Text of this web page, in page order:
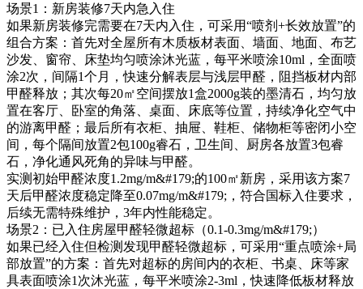
场景1：新房装修7天内急入住
如果新房装修完需要在7天内入住，可采用“喷剂+长效放置”的
组合方案：首先对全屋所有木质板材表面、墙面、地面、布艺
沙发、窗帘、床垫均匀喷涂沐光蓝，每平米喷涂10ml，全面喷
涂2次，间隔1个月，快速分解表层与浅层甲醛，阻挡板材内部
甲醛释放；其次每20㎡空间摆放1盒2000g装的墨清石，均匀放
置在客厅、卧室的角落、桌面、床底等位置，持续净化空气中
的游离甲醛；最后所有衣柜、抽屉、鞋柜、储物柜等密闭小空
间，每个隔间放置2包100g睿石，卫生间、厨房各放置3包睿
石，净化通风死角的异味与甲醛。
实测初始甲醛浓度1.2mg/m&#179;的100㎡新房，采用该方案7
天后甲醛浓度稳定降至0.07mg/m&#179;，符合国标入住要求，
后续无需特殊维护，3年内性能稳定。
场景2：已入住房屋甲醛轻微超标（0.1-0.3mg/m&#179;）
如果已经入住但检测发现甲醛轻微超标，可采用“重点喷涂+局
部放置”的方案：首先对超标的房间内的衣柜、书桌、床等家
具表面喷涂1次沐光蓝，每平米喷涂2-3ml，快速降低板材释放